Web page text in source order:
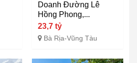
Doanh Đường Lê
Hồng Phong,...
23,7 tỷ
Bà Rịa-Vũng Tàu